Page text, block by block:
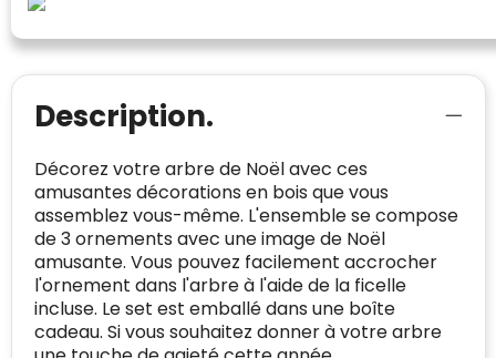
Description.
Décorez votre arbre de Noël avec ces
amusantes décorations en bois que vous
assemblez vous-même. L'ensemble se compose
de 3 ornements avec une image de Noël
amusante. Vous pouvez facilement accrocher
l'ornement dans l'arbre à l'aide de la ficelle
incluse. Le set est emballé dans une boîte
cadeau. Si vous souhaitez donner à votre arbre
meegeteld in de scores.
website en de bedrijfsgegevens
onafhankelijk geverifieerd.
CONTACTGEGEVENS
Telefoonnummer:+32 479 88 00 36 Geverifieerd
E-
mailadres:
mia@linkkado.be Geverifieerd
BEDRIJFSGEGEVENS
Bedrijfsnaam: Linkkado
op veiligheidsproblemen.
Safe Browsing:geen probleem
gedetecteerd
Blacklist Geen site op de zwarte lijst
Geldig SSL-certificaat
Websites die consequent een hoog niveau
van klanttevredenheid handhaven en
voldoen aan een hoog niveau van
veiligheidsprotocol, kunnen Trustindex-
certificaat verkrijgen. Zoekt u bij het winkelen